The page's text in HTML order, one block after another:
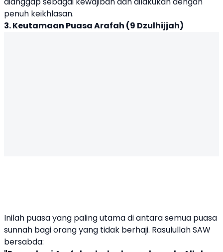
penuh keikhlasan.
3. Keutamaan Puasa Arafah (9 Dzulhijjah)
Inilah puasa yang paling utama di antara semua puasa
sunnah bagi orang yang tidak berhaji. Rasulullah SAW
bersabda: